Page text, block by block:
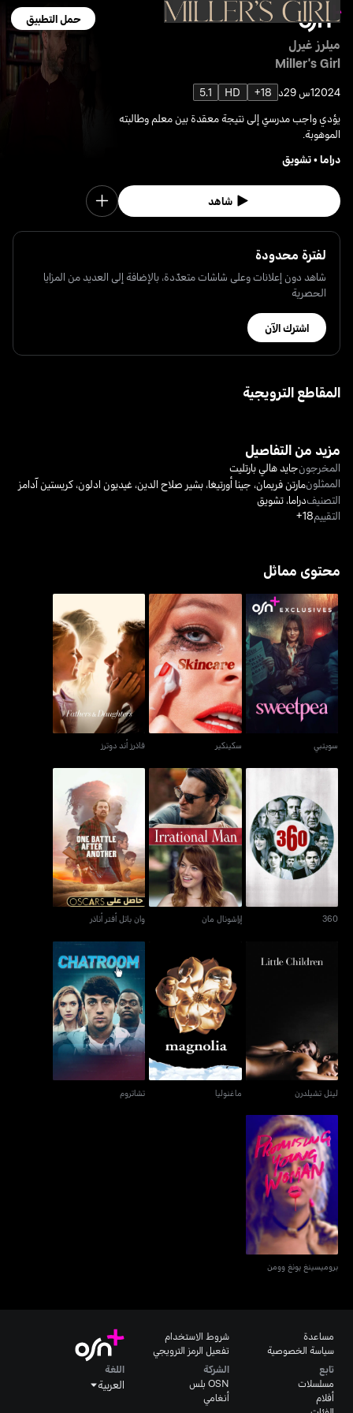
حمل التطبيق
ميلرز غيرل
Miller's Girl
20241س 29د 18+
HD
5.1
يؤدي واجب مدرسيّ إلى نتيجة معقدة بين معلم وطالبته
الموهوبة.
دراما•تشويق
شاهد
لفترة محدودة
شاهد دون إعلانات وعلى شاشات متعدّدة، بالإضافة إلى العديد من المزايا
الحصرية
اشترك الآن
المقاطع الترويجية
مزيد من التفاصيل
المخرجونجايد هالي بارتليت
الممثلونمارتن فريمان، جينا أورتيغا،بشير صلاح الدين،غيديون ادلون،كريستين آدامز
التصنيفدراما،تشويق
التقييم18+
محتوى مماثل
سويتبي
سويتبي
سكينكير
سكينكير
فاذرز أند دوترز
فاذرز أند دوترز
360
360
إراشونال مان
إراشونال مان
وان باتل أفتر أناذر
وان باتل أفتر أناذر
ليتل تشيلدرن
ماغنوليا
ماغنوليا
تشاتروم
تشاتروم
بروميسينغ يونغ وومن
بروميسينغ يونغ وومن
مساعدة
سياسة الخصوصية
شروط الاستخدام
تفعيل الرمز الترويجي
تابع
مسلسلات
أفلام
الشركة
OSN بلس
أنغامي
اللغة
العربية